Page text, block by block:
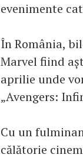
evenimente
În România,
Marvel fiind
aprilie unde
„Avengers:
Cu un
călătorie